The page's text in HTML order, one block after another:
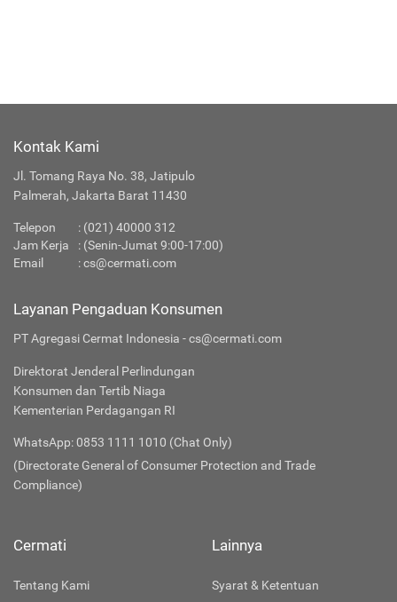
Kontak Kami
Jl. Tomang Raya No. 38, Jatipulo
Palmerah, Jakarta Barat 11430
Telepon : (021) 40000 312
Jam Kerja
: (Senin-Jumat 9:00-17:00)
Email
:cs@cermati.com
Layanan Pengaduan Konsumen
PT Agregasi Cermat Indonesia - cs@cermati.com
Direktorat Jenderal Perlindungan
Konsumen dan Tertib Niaga
Kementerian Perdagangan RI
WhatsApp: 0853 1111 1010 (Chat Only)
(Directorate General of Consumer Protection and Trade
Compliance)
Cermati
Tentang Kami
Lainnya
Syarat & Ketentuan